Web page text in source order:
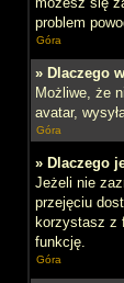
problem
Góra
» Dlaczego
Możliwe, że
avatar,
Góra
» Dlaczego
Jeżeli nie
przejęciu
korzystasz z
funkcję.
Góra